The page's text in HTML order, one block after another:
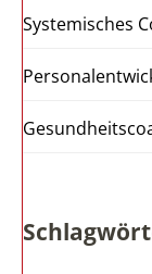
Systemisches